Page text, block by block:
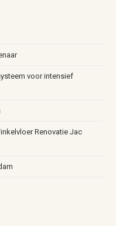
voor intensief
Renovatie Jac